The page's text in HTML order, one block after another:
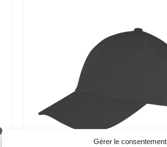
Gérer le consentement